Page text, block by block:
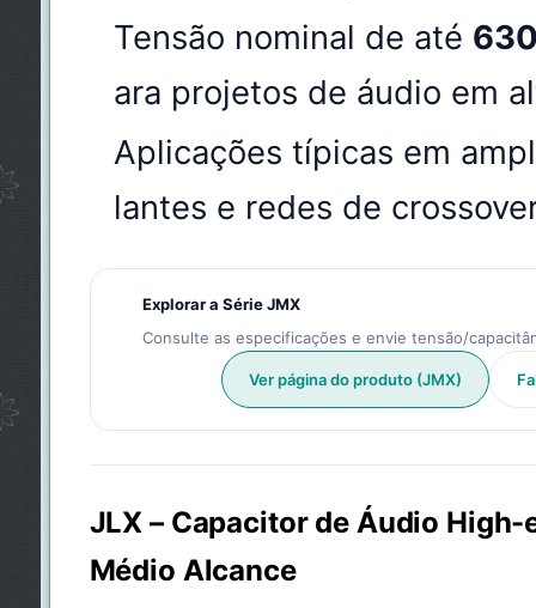
Tensão nominal de até
ara projetos de áudio em
Aplicações típicas em
lantes e redes de
Explorar a Série JMX
Consulte as especificações e envie tensão/
Ver página do produto (JMX)
JLX – Capacitor de Áudio High-
Médio Alcance